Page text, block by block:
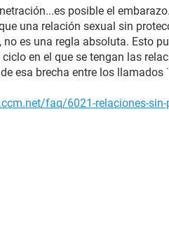
posible el
una relación sexual sin
no es una regla absoluta. Esto
en el que se tengan las
esa brecha entre los
faq/6021-relaciones-sin-